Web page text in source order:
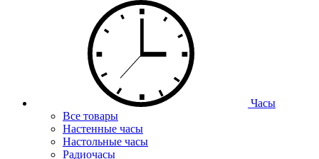
Часы
Все товары
Настенные часы
Настольные часы
Радиочасы